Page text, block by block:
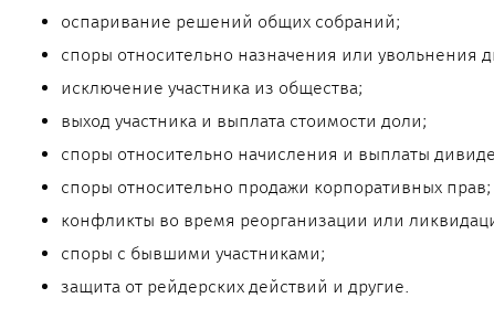
оспаривание решений общих собраний;
споры относительно назначения или увольнения
исключение участника из общества;
выход участника и выплата стоимости доли;
споры относительно начисления и выплаты
споры относительно продажи корпоративных прав;
конфликты во время реорганизации или
споры с бывшими участниками;
защита от рейдерских действий и другие.